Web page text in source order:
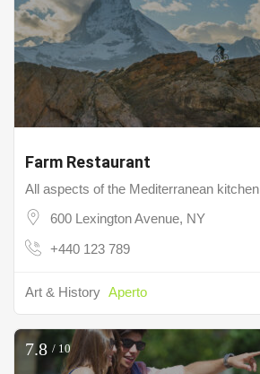
Farm Restaurant
All aspects of the Mediterranean kitchen
600 Lexington Avenue, NY
+440 123 789
Art & History Aperto
7.8 / 10